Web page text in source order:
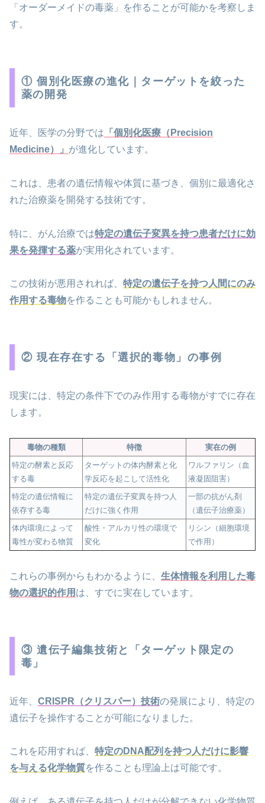
「オーダーメイドの毒薬」を作ることが可能かを考察しま
す。
① 個別化医療の進化｜ターゲットを絞った
薬の開発
近年、医学の分野では 「個別化医療（Precision
Medicine）」 が進化しています。
これは、患者の遺伝情報や体質に基づき、個別に最適化さ
れた治療薬を開発する技術です。
特に、がん治療では特定の遺伝子変異を持つ患者だけに効
果を発揮する薬が実用化されています。
この技術が悪用されれば、 特定の遺伝子を持つ人間にのみ
作用する毒物を作ることも可能かもしれません。
② 現在存在する「選択的毒物」の事例
現実には、特定の条件下でのみ作用する毒物がすでに存在
します。
毒物の種類 特徴
実在の例
特定の酵素と反応
する毒
ターゲットの体内酵素と化
学反応を起こして活性化
ワルファリン（血
液凝固阻害）
特定の遺伝情報に
依存する毒
特定の遺伝子変異を持つ人
だけに強く作用
一部の抗がん剤
（遺伝子治療薬）
体内環境によって
毒性が変わる物質
酸性・アルカリ性の環境で
変化
リシン（細胞環境
で作用）
これらの事例からもわかるように、 生体情報を利用した毒
物の選択的作用 は、すでに実在しています。
③ 遺伝子編集技術と「ターゲット限定の
毒」
近年、 CRISPR（クリスパー）技術の発展により、特定の
遺伝子を操作することが可能になりました。
これを応用すれば、 特定のDNA配列を持つ人だけに影響
を与える化学物質を作ることも理論上は可能です。